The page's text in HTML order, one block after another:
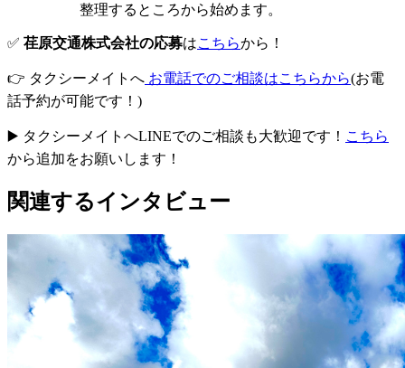
整理するところから始めます。
✅ 荏原交通株式会社の応募はこちらから！
👉 タクシーメイトへ お電話でのご相談はこちらから(お電
話予約が可能です！)
▶️ タクシーメイトへLINEでのご相談も大歓迎です！ こちら
から追加をお願いします！
関連するインタビュー